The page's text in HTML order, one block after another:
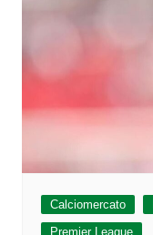
Calciomercato
Premier League